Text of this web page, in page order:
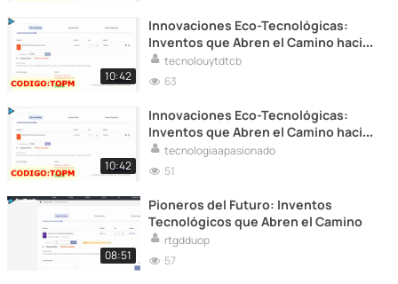
10:42
Innovaciones Eco-Tecnológicas:
Inventos que Abren el Camino hacia
la Sostenibilidad
tecnolouytdtcb
63
10:42
Innovaciones Eco-Tecnológicas:
Inventos que Abren el Camino hacia
la Sostenibilidad
tecnologiaapasionado
51
08:51
Pioneros del Futuro: Inventos
Tecnológicos que Abren el Camino
rtgdduop
57